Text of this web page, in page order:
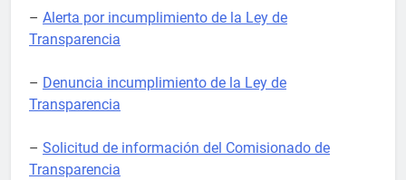
– Alerta por incumplimiento de la Ley de
Transparencia
– Denuncia incumplimiento de la Ley de
Transparencia
– Solicitud de información del Comisionado de
Transparencia